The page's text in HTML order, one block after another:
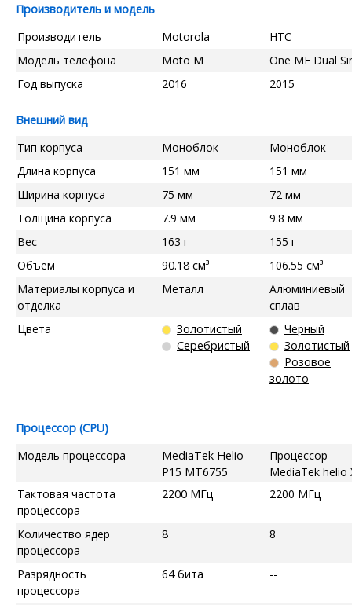
Производитель и модель
Производитель
Motorola
HTC
Модель телефона
Moto M
One ME Dual
Год выпуска
2016 2015
Внешний вид
Тип корпуса
Моноблок
Моноблок
Длина корпуса
151 мм
151 мм
Ширина корпуса
75 мм
72 мм
Толщина корпуса
7.9 мм
9.8 мм
Вес
163 г
155 г
Объем
90.18 см³
106.55 см³
Материалы корпуса и
отделка
Металл
Алюминиевый
сплав
Цвета
Золотистый
Серебристый
Черный
Золотистый
Розовое
золото
Процессор (CPU)
Модель процессора
MediaTek Helio
P15 MT6755
Процессор
MediaTek helio
Тактовая частота
процессора
2200 МГц 2200 МГц
Количество ядер
процессора
8 8
Разрядность
процессора
64 бита --